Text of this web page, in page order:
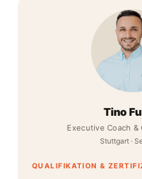
Tino
Executive Coach &
Stuttgart ·
QUALIFIKATION &